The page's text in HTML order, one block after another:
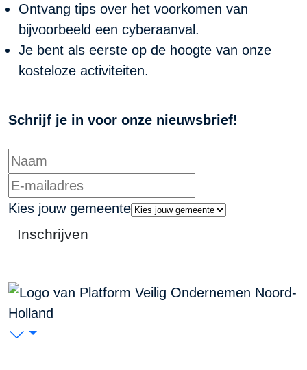
Ontvang tips over het voorkomen van
bijvoorbeeld een cyberaanval.
Je bent als eerste op de hoogte van onze
kosteloze activiteiten.
Schrijf je in voor onze nieuwsbrief!
Kies jouw gemeente
Inschrijven